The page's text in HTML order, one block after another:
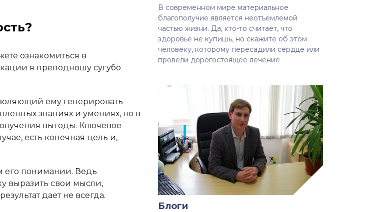
ознакомиться в
я преподношу сугубо
ему генерировать
знаниях и умениях, но в
выгоды. Ключевое
есть конечная цель и,
его понимании. Ведь
выразить свои мысли,
дает не всегда.
В современном мире материальное
благополучие является неотъемлемой
частью жизни. Да, кто-то считает, что
здоровье не купишь, но скажите об этом
человеку, которому пересадили сердце или
провели дорогостоящее лечение
Блоги